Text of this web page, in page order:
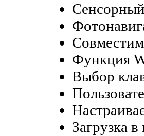
Функция
Выбор
Загрузка